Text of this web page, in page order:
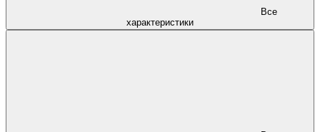
характеристики